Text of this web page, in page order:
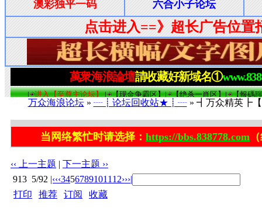
万众海浪论坛» ┈┋论坛回收站★┋┈» ┫万众精英┣【
当网络繁忙时请选择： https://bbs.838778.com
‹‹ 上一主题 | 下一主题 ››
913 5/92 |‹‹‹34567891011 12›››|
打印
推荐 订阅
收藏